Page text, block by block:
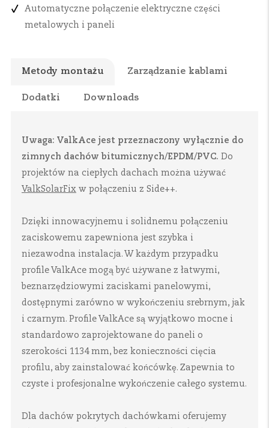
Automatyczne połączenie elektryczne części
metalowych i paneli
Metody montażu Zarządzanie kablami
Dodatki Downloads
Uwaga: ValkAce jest przeznaczony wyłącznie do
zimnych dachów bitumicznych/EPDM/PVC. Do
projektów na ciepłych dachach można używać
ValkSolarFix w połączeniu z Side++.
Dzięki innowacyjnemu i solidnemu połączeniu
zaciskowemu zapewniona jest szybka i
niezawodna instalacja. W każdym przypadku
profile ValkAce mogą być używane z łatwymi,
beznarzędziowymi zaciskami panelowymi,
dostępnymi zarówno w wykończeniu srebrnym, jak
i czarnym. Profile ValkAce są wyjątkowo mocne i
standardowo zaprojektowane do paneli o
szerokości 1134 mm, bez konieczności cięcia
profilu, aby zainstalować końcówkę. Zapewnia to
czyste i profesjonalne wykończenie całego systemu.
Dla dachów pokrytych dachówkami oferujemy